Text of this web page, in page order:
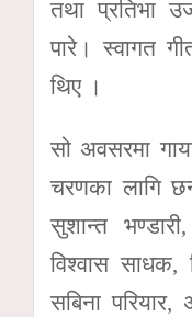
तथा प्रतिभा
पारे। स्वागत
थिए ।
सो अवसरमा
चरणका लागि
सुशान्त
विश्वास साधक,
सबिना